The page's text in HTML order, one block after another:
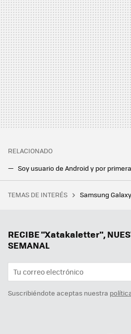
RELACIONADO
TEMAS DE INTERÉS Samsung
RECIBE "Xatakaletter",
SEMANAL
Suscribiéndote aceptas nuestra